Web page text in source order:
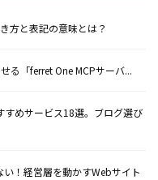
方と表記の意味とは？
る「ferret One MCPサーバ...
すめサービス18選。ブログ選び
い！経営層を動かすWebサイト